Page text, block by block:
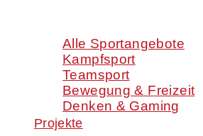
Alle Sportangebote
Kampfsport
Teamsport
Bewegung & Freizeit
Denken & Gaming
Projekte